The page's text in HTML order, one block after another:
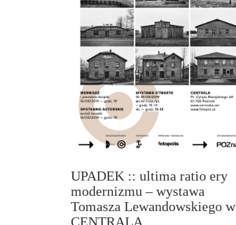
UPADEK :: ultima ratio ery
modernizmu – wystawa
Tomasza Lewandowskiego w
CENTRALA